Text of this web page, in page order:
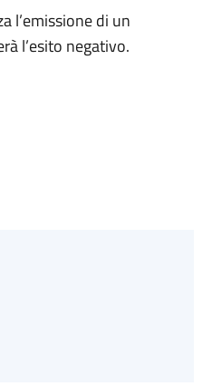
l’emissione di un
l’esito negativo.